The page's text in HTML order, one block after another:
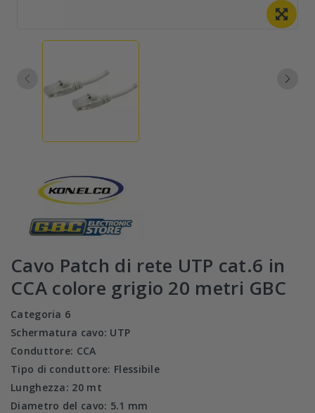
Cavo Patch di rete UTP cat.6 in
CCA colore grigio 20 metri GBC
Categoria 6
Schermatura cavo: UTP
Conduttore: CCA
Tipo di conduttore: Flessibile
Lunghezza: 20 mt
Diametro del cavo: 5.1 mm